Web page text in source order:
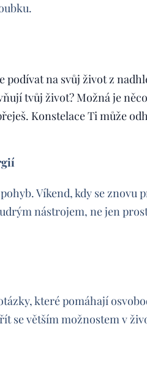
podívat na svůj život z
tvůj život? Možná je
Konstelace Ti může
Víkend, kdy se znovu
nástrojem, ne jen
které pomáhají
se větším možnostem v